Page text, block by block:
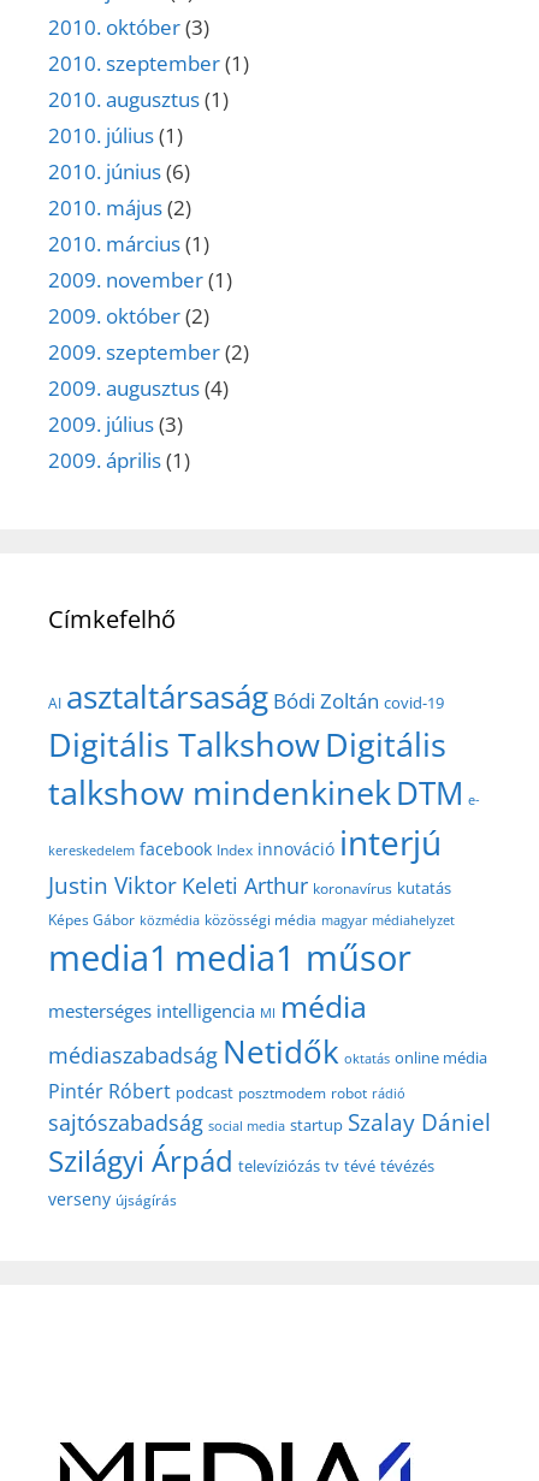
2010. október(3)
2010. szeptember(1)
2010. augusztus(1)
2010. július(1)
2010. június(6)
2010. május(2)
2010. március(1)
2009. november(1)
2009. október(2)
2009. szeptember(2)
2009. augusztus(4)
2009. július(3)
2009. április(1)
Címkefelhő
AI asztaltársaság Bódi Zoltán covid-19
Digitális TalkshowDigitális
talkshow mindenkinekDTM e-
kereskedelem facebook Index innováció interjú
Justin Viktor Keleti Arthur koronavírus kutatás
Képes Gábor közmédia közösségi média magyar médiahelyzet
media1 media1 műsor
mesterséges intelligencia MI média
médiaszabadság Netidők oktatás online média
Pintér Róbert podcast posztmodem robot rádió
sajtószabadság social media startup Szalay Dániel
Szilágyi Árpád televíziózás tv tévé tévézés
verseny újságírás